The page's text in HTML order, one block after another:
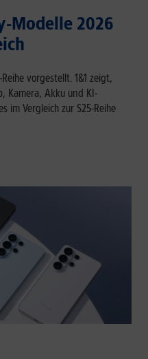
Modelle 2026
vorgestellt. 1&1 zeigt,
Kamera, Akku und KI-
im Vergleich zur S25-Reihe